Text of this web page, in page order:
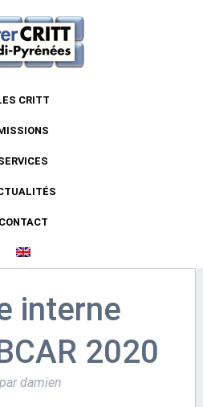
CRITT
CONTACT
interne
2020
par damien